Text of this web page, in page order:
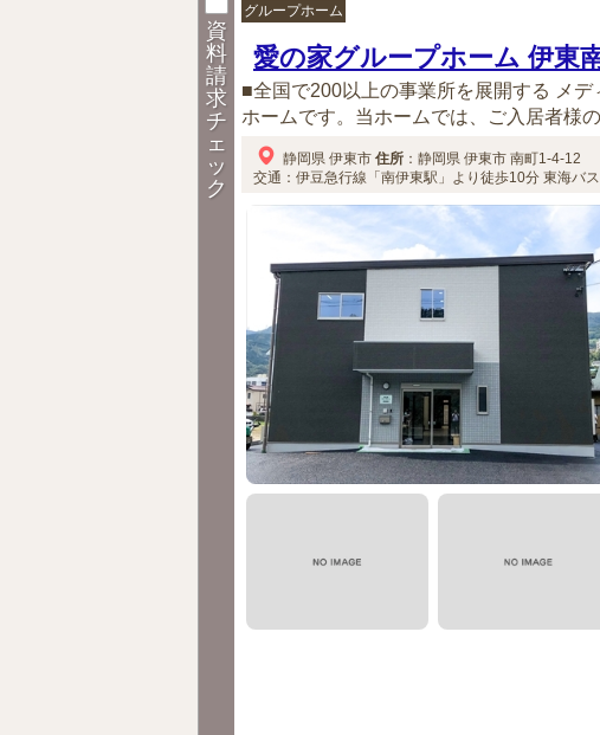
資
料
請
求
チ
ェ
ッ
ク
グループホーム
愛の家グループホーム 伊東
■全国で200以上の事業所を展開する メ
ホームです。当ホームでは、ご入居者様
静岡県 伊東市 住所 ： 静岡県 伊東市 南町1-4-12
交通：伊豆急行線「南伊東駅」より徒歩10分 東海バ